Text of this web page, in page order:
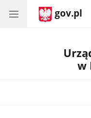
gov.pl
w